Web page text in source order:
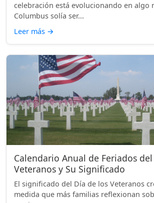
celebración está evolucionando en algo
Columbus solía ser...
Leer más →
Calendario Anual de Feriados
Veteranos y Su Significado
El significado del Día de los Veteranos
medida que más familias reflexionan